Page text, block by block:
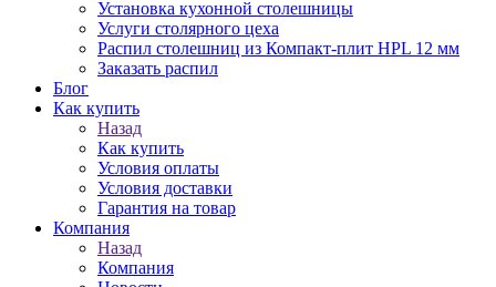
Установка кухонной столешницы
Услуги столярного цеха
Распил столешниц из Компакт-плит HPL 12 мм
Заказать распил
Блог
Как купить
Назад
Как купить
Условия оплаты
Условия доставки
Гарантия на товар
Компания
Назад
Компания